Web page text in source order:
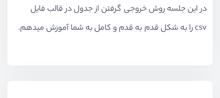
در این جلسه روش خروجی گرفتن از جدول در قالب فایل
csvرا به شکل قدم به قدم و کامل به شما آموزش میدهم.